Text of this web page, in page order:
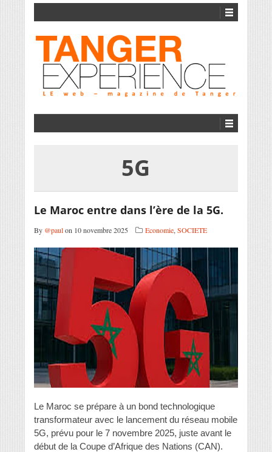
5G
Le Maroc entre dans l’ère de la 5G.
By @paulon 10 novembre 2025 Economie, SOCIETE
Le Maroc se prépare à un bond technologique
transformateur avec le lancement du réseau mobile
5G, prévu pour le 7 novembre 2025, juste avant le
début de la Coupe d’Afrique des Nations (CAN).